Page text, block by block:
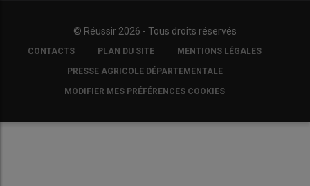
© Réussir 2026 - Tous droits réservés
FOOTER
COPYRIGHT
CONTACTS PLAN DU SITE MENTIONS LÉGALES
PRESSE AGRICOLE DÉPARTEMENTALE
MODIFIER MES PRÉFÉRENCES COOKIES